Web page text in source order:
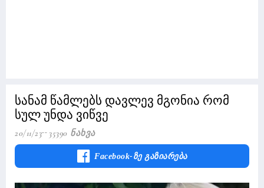
სანამ წამლებს დავლევ მგონია რომ
სულ უნდა ვიწვე
20/11/23 35390 Ნახვა
Facebook-Ზე Გაზიარება